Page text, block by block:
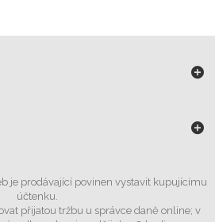
je prodávající povinen vystavit kupujícímu
účtenku.
přijatou tržbu u správce daně online; v